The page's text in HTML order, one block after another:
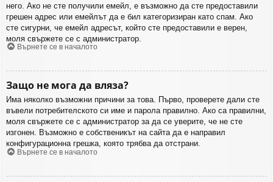
него. Ако не сте получили емейл, е възможно да сте предоставили
грешен адрес или емейлът да е бил категоризиран като спам. Ако
сте сигурни, че емейл адресът, който сте предоставили е верен,
моля свържете се с администратор.
Върнете се в началото
Защо не мога да вляза?
Има няколко възможни причини за това. Първо, проверете дали сте
въвели потребителското си име и парола правилно. Ако са правилни,
моля свържете се с администратор за да се уверите, че не сте
изгонен. Възможно е собственикът на сайта да е направил
конфигурационна грешка, която трябва да отстрани.
Върнете се в началото